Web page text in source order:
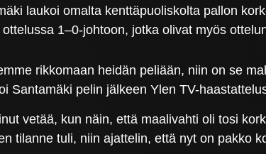
laukoi omalta kenttäpuoliskolta pallon
1–0-johtoon, jotka olivat myös
rikkomaan heidän peliään, niin on se
Santamäki pelin jälkeen Ylen TV-
vetää, kun näin, että maalivahti oli tosi
tilanne tuli, niin ajattelin, että nyt on pakko